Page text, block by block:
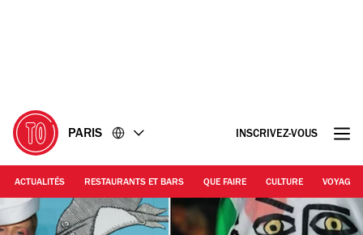
PARIS INSCRIVEZ-VOUS
ACTUALITÉS RESTAURANTS ET BARS QUE FAIRE CULTURE VOYAGE